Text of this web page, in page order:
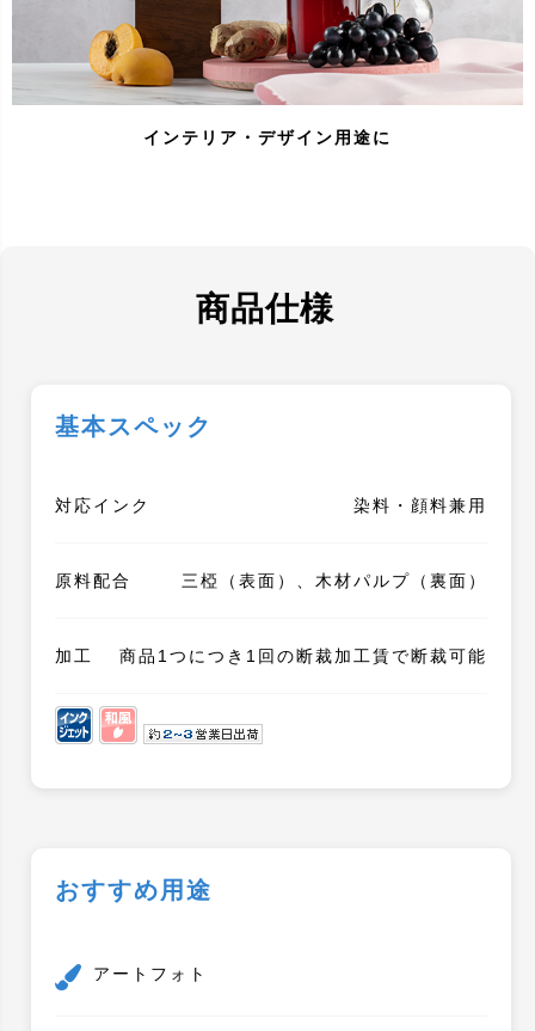
インテリア・デザイン用途に
商品仕様
基本スペック
対応インク 染料・顔料兼用
原料配合 三椏（表面）、木材パルプ（裏面）
加工 商品1つにつき1回の断裁加工賃で断裁可能
おすすめ用途
アートフォト